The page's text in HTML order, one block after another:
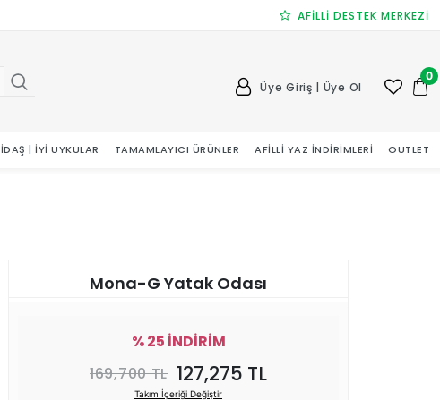
AFİLLİ DESTEK MERKEZİ
Üye Giriş | Üye Ol
0
İDAŞ | İYI UYKULAR TAMAMLAYICI ÜRÜNLER AFILLI YAZ İNDIRIMLERI OUTLET
Mona-G Yatak Odası
% 25 İNDİRİM
169,700 TL 127,275 TL
Takım İçeriği Değiştir